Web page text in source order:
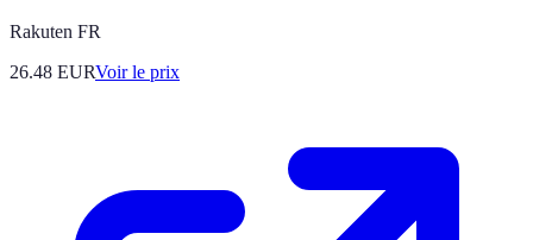
Rakuten FR
26.48 EURVoir le prix